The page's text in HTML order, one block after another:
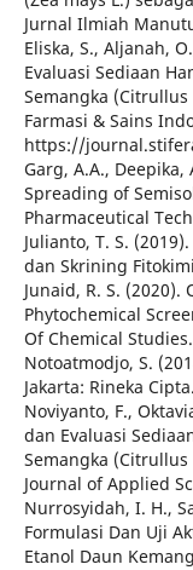
Jurnal Ilmiah
Eliska, S., Aljanah,
Evaluasi Sediaan
Semangka
Farmasi & Sains
https://
Garg, A.A., Deepika,
Spreading of
Pharmaceutical
Julianto, T. S.
dan Skrining
Junaid, R. S.
Phytochemical
Of Chemical Studies.
Notoatmodjo, S.
Jakarta: Rineka Cipta.
Noviyanto, F.,
dan Evaluasi
Semangka
Journal of Applied
Nurrosyidah, I. H.,
Formulasi Dan Uji
Etanol Daun